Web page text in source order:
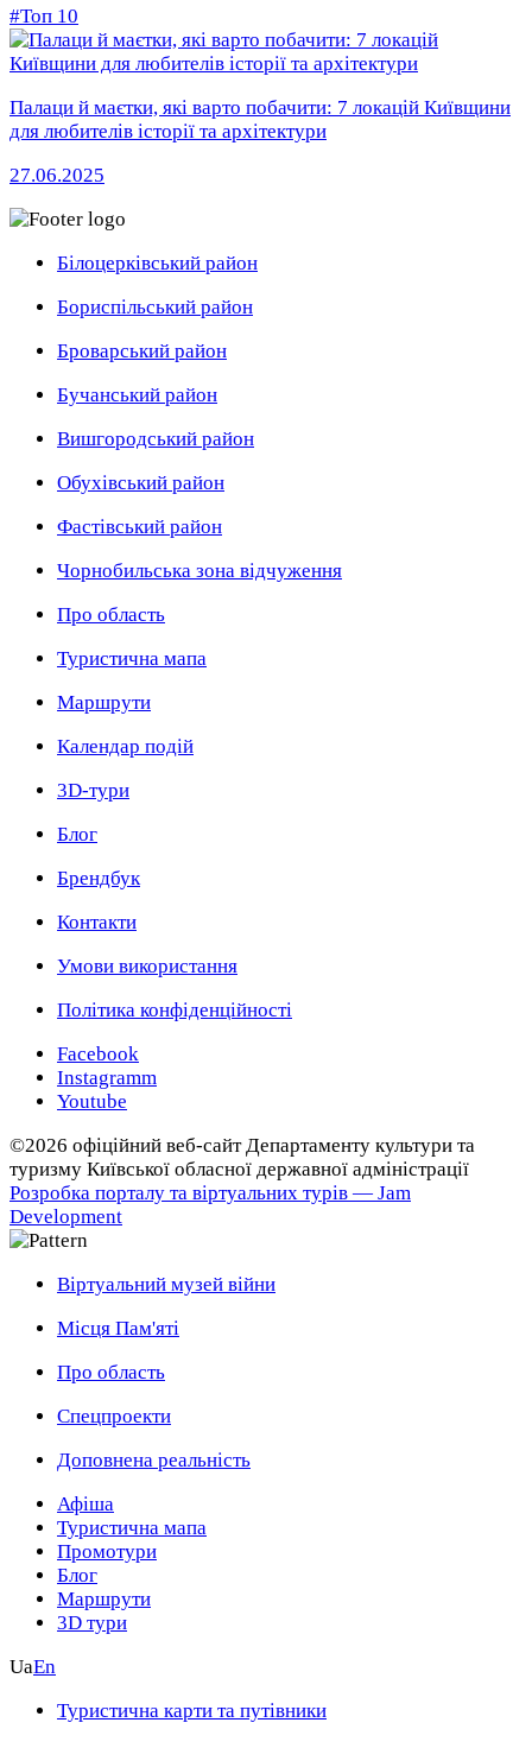
#Топ 10
Палаци й маєтки, які варто побачити: 7 локацій Київщини
для любителів історії та архітектури
27.06.2025
Білоцерківський район
Бориспільський район
Броварський район
Бучанський район
Вишгородський район
Обухівський район
Фастівський район
Чорнобильська зона відчуження
Про область
Туристична мапа
Маршрути
Календар подій
3D-тури
Блог
Брендбук
Контакти
Умови використання
Політика конфіденційності
Facebook
Instagramm
Youtube
©2026 офіційний веб-сайт Департаменту культури та
туризму Київської обласної державної адміністрації
Розробка порталу та віртуальних турів — Jam
Development
Віртуальний музей війни
Місця Пам'яті
Про область
Спецпроекти
Доповнена реальність
Афіша
Туристична мапа
Промотури
Блог
Маршрути
3D тури
UaEn
Туристична карти та путівники